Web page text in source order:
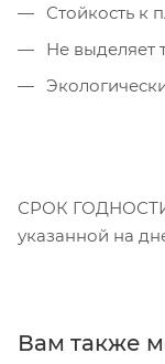
Стойкость к
Не выделяет
СРОК ГОДНОСТИ:
указанной на
Вам также